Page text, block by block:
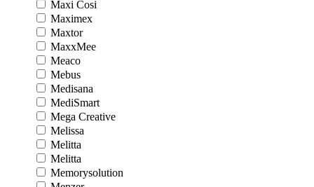
Maxi Cosi
Maximex
Maxtor
MaxxMee
Meaco
Mebus
Medisana
MediSmart
Mega Creative
Melissa
Melitta
Melitta
Memorysolution